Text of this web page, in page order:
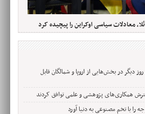
معادلات سیاسی اوکراین را پیچیده کرد
دیگر در بخش‌هایی از اروپا و شمالگان قابل
همکاری‌های پژوهشی و علمی توافق کردند